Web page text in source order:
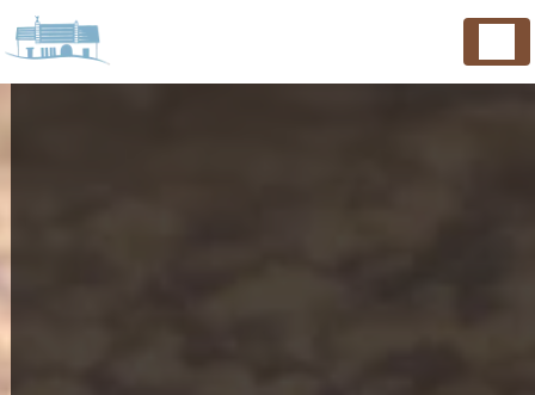
Panneau de gestion des cookies